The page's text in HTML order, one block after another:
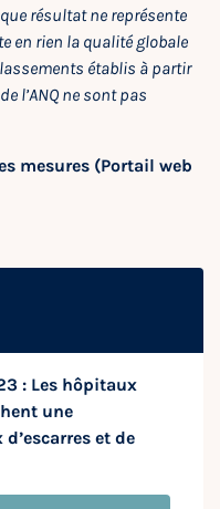
résultat ne représente
en rien la qualité globale
établis à partir
l’ANQ ne sont pas
mesures (Portail web
: Les hôpitaux
une
et de